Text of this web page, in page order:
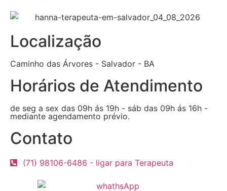
Localização
Caminho das Árvores - Salvador - BA
Horários de Atendimento
de seg a sex das 09h ás 19h - sáb das 09h ás 16h -
mediante agendamento prévio.
Contato
(71) 98106-6486 - ligar para Terapeuta